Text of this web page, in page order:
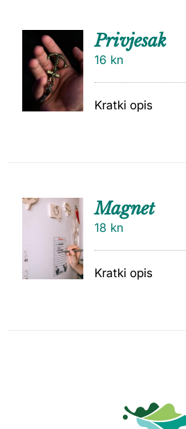
DODAJ
U
KOŠARI
CU
Privjesak
16 kn
Kratki opis
Magnet
18 kn
Kratki opis